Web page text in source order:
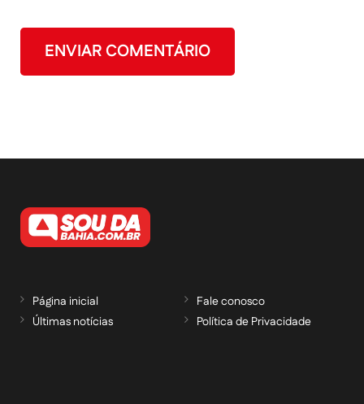
Página inicial
Últimas notícias
Fale conosco
Política de Privacidade